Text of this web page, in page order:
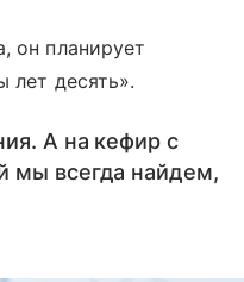
он планирует
лет десять».
А на кефир с
мы всегда найдем,